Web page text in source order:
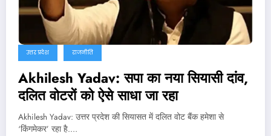
उत्तर प्रदेश राजनीति
Akhilesh Yadav: सपा का नया सियासी दांव,
दलित वोटरों को ऐसे साधा जा रहा
Akhilesh Yadav: उत्तर प्रदेश की सियासत में दलित वोट बैंक हमेशा से
‘किंगमेकर’ रहा है.…